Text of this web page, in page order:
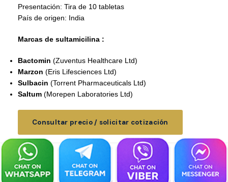
Presentación: Tira de 10 tabletas
País de origen: India
Marcas de sultamicilina :
Bactomin (Zuventus Healthcare Ltd)
Marzon (Eris Lifesciences Ltd)
Sulbacin (Torrent Pharmaceuticals Ltd)
Saltum (Morepen Laboratories Ltd)
Consultar precio / solicitar cotización